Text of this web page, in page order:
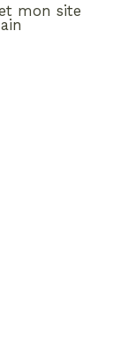
mon site